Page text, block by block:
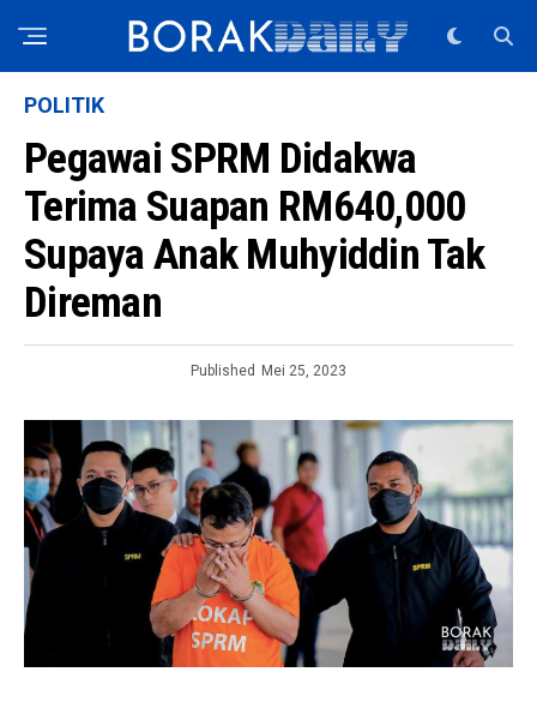
POLITIK
Pegawai SPRM Didakwa
Terima Suapan RM640,000
Supaya Anak Muhyiddin Tak
Direman
Published Mei 25, 2023